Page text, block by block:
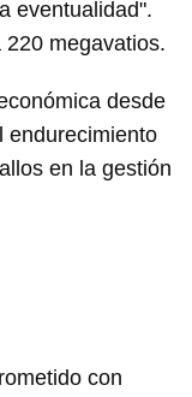
has de
eventualidad".
megavatios.
desde
endurecimiento
en la gestión
con